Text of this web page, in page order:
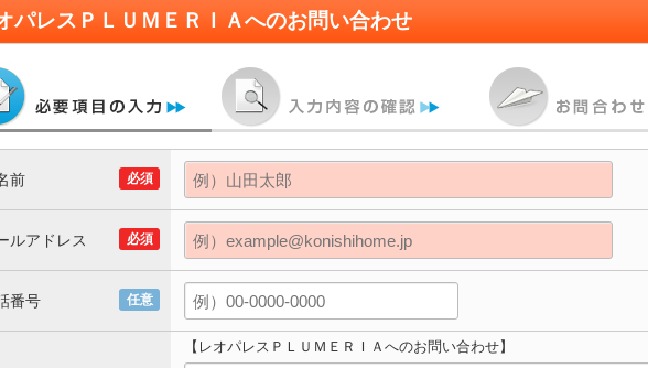
パレスＰＬＵＭＥＲＩＡへのお問い合わせ
必須
前
必須
ルアドレス
任意
番号
【レオパレスＰＬＵＭＥＲＩＡへのお問い合わせ】